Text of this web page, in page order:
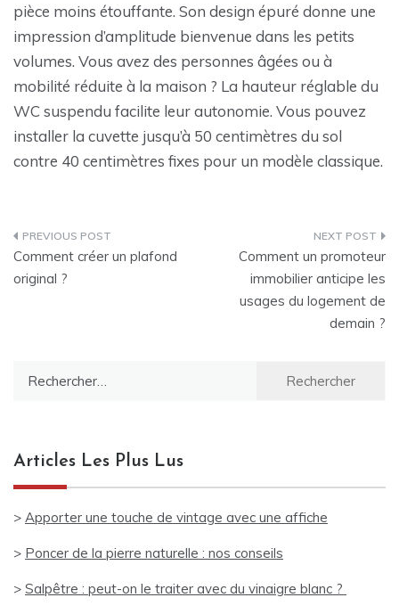
pièce moins étouffante. Son design épuré donne une
impression d’amplitude bienvenue dans les petits
volumes. Vous avez des personnes âgées ou à
mobilité réduite à la maison ? La hauteur réglable du
WC suspendu facilite leur autonomie. Vous pouvez
installer la cuvette jusqu’à 50 centimètres du sol
contre 40 centimètres fixes pour un modèle classique.
Navigation
de
Comment créer un plafond
original ?
Comment un promoteur
immobilier anticipe les
usages du logement de
demain ?
Articles Les Plus Lus
> Apporter une touche de vintage avec une affiche
> Poncer de la pierre naturelle : nos conseils
> Salpêtre : peut-on le traiter avec du vinaigre blanc ?